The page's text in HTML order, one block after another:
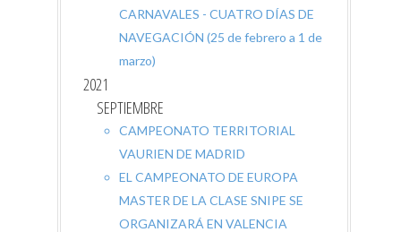
CARNAVALES - CUATRO DÍAS DE
NAVEGACIÓN (25 de febrero a 1 de
marzo)
2021
SEPTIEMBRE
CAMPEONATO TERRITORIAL
VAURIEN DE MADRID
EL CAMPEONATO DE EUROPA
MASTER DE LA CLASE SNIPE SE
ORGANIZARÁ EN VALENCIA